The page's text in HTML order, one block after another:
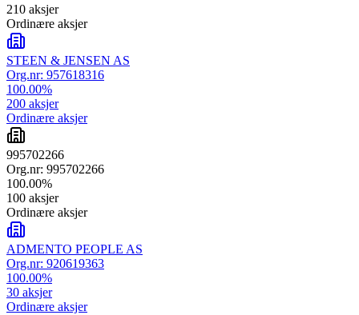
210 aksjer
Ordinære aksjer
STEEN & JENSEN AS
Org.nr: 957618316
100.00%
200 aksjer
Ordinære aksjer
995702266
Org.nr: 995702266
100.00%
100 aksjer
Ordinære aksjer
ADMENTO PEOPLE AS
Org.nr: 920619363
100.00%
30 aksjer
Ordinære aksjer